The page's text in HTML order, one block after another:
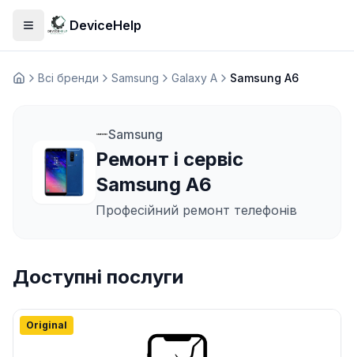
Відкрити меню
DeviceHelp
ДомашняВсі бренди Samsung Galaxy A Samsung A6
Samsung
Ремонт і сервіс
Samsung A6
Професійний ремонт телефонів
Доступні послуги
Original